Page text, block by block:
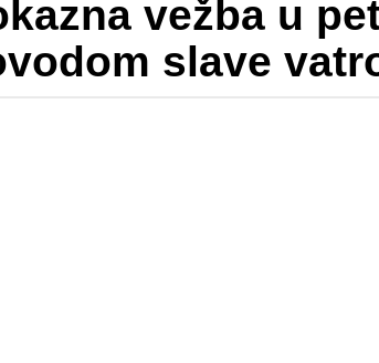
vežba u
slave